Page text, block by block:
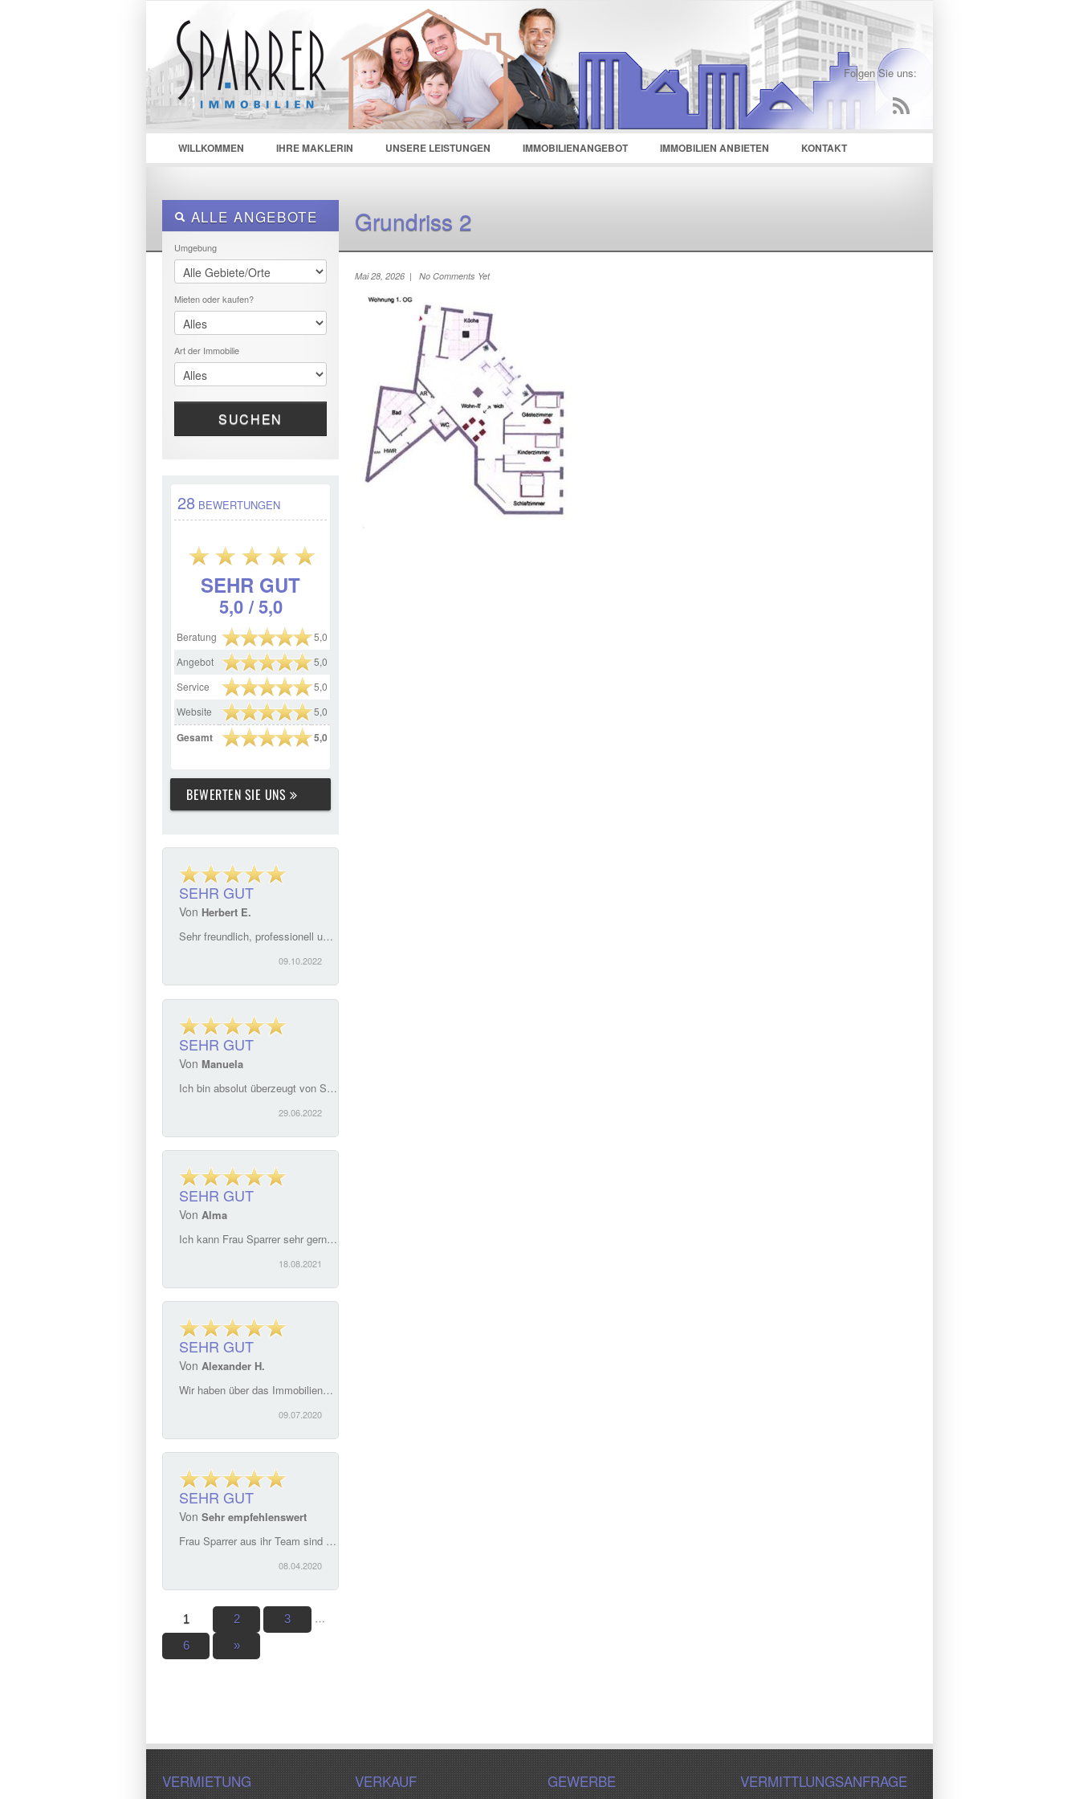
LOGIN
Username : Password : Remember Me
Register Recover Password
Folgen Sie uns:
WILLKOMMEN IHRE MAKLERIN UNSERE LEISTUNGEN IMMOBILIENANGEBOT IMMOBILIEN ANBIETEN KONTAKT
Grundriss 2
ALLE ANGEBOTE
Umgebung
Mieten oder kaufen?
Art der Immobilie
SUCHEN
28BEWERTUNGEN
SEHR GUT
5,0 / 5,0
Beratung
5,0
Angebot
5,0
Service
5,0
Website
5,0
Gesamt 5,0
BEWERTEN SIE UNS
SEHR GUT
Von Herbert E.
Sehr freundlich, professionell und zuverlässig. Frau Sparrer hat für uns das bestmögliche passende Mietobjekt gefunden. Wir sind mehr als zufrieden. Überaus Kompetente Beratung, kurze Reaktionszeiten, unkomplizierte Abwicklung. Immobilien Sparrer ist mit Nachdruck zu empfehlen!\"
09.10.2022
SEHR GUT
Von Manuela
Ich bin absolut überzeugt von Sparrer-Immobilien. Sehr kompetent und freundlich. Hilfe und Lösung für alle Fragen rund um, ich empfehle das Team auf jeden Fall weiter. Frau Sparrer setzt sich für alle Belange Kaufvertrag, Verkauf von Immobilien mit großer Erfahrung, Kompetenz und Menschlichkeit ein.
29.06.2022
SEHR GUT
Von Alma
Ich kann Frau Sparrer sehr gerne weiterempfehlen. Alles verlief komplikationlos . Sehr einfache Kommunikation sowohl mit Frau Sparrer als auch mit ihrer Kolleginnen ! Kompetentes Team
18.08.2021
SEHR GUT
Von Alexander H.
Wir haben über das Immobilienbüro Sparrer ein Haus in Weiden Ost gefunden und gemietet. Die Betreuung vom ersten Gespräch bis zur Übergabe war klasse. Wir haben uns zu jedem Zeitpunkt hervorragend betreut, verstanden und aufgehoben gefühlt. Das Büro können wir nur empfehlen. Wir haben über die ganzen Jahre selten eine so kompetente Betreuung erfahren. Nochmals vielen Dank dafür.
09.07.2020
SEHR GUT
Von Sehr empfehlenswert
Frau Sparrer aus ihr Team sind einfach super. Ein ausgesprochen guter Service. Hat sich bei unserem Hausverkauf perfekt um alles gekümmert und alle noch notwendigen Schritte erledigt. Sehr empfehlenswert
08.04.2020
1 2 3 …
6 »
Mai 28, 2026 | No Comments Yet
VERMIETUNG VERKAUF GEWERBE VERMITTLUNGSANFRAGE